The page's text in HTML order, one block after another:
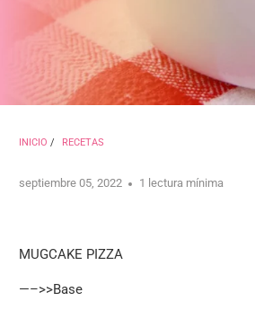
INICIO / RECETAS
septiembre 05, 2022 1 lectura mínima
MUGCAKE PIZZA
—–>>Base